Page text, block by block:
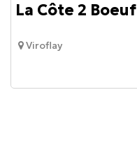
La Côte 2 Boeuf
Viroflay